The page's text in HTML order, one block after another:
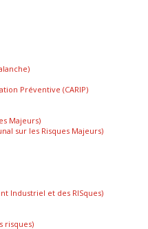
Préventive (CARIP)
Majeurs)
sur les Risques Majeurs)
Industriel et des RISques)
risques)